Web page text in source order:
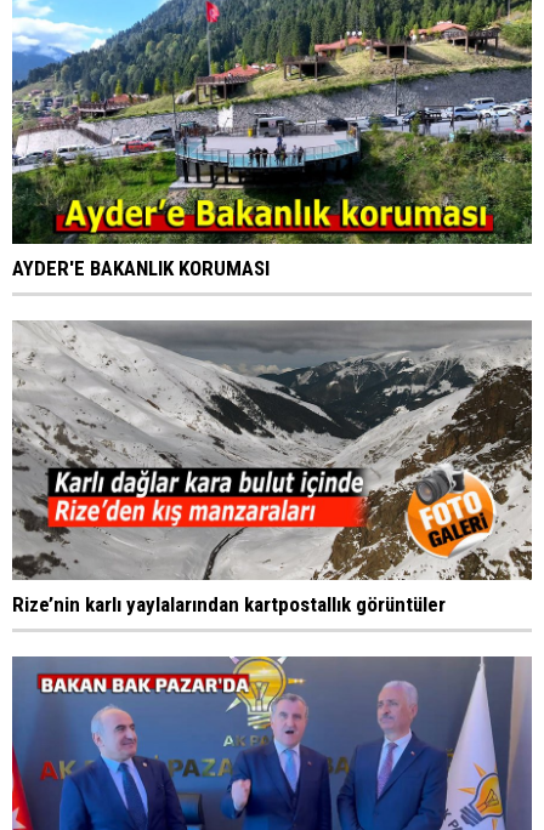
AYDER'E BAKANLIK KORUMASI
Rize’nin karlı yaylalarından kartpostallık görüntüler